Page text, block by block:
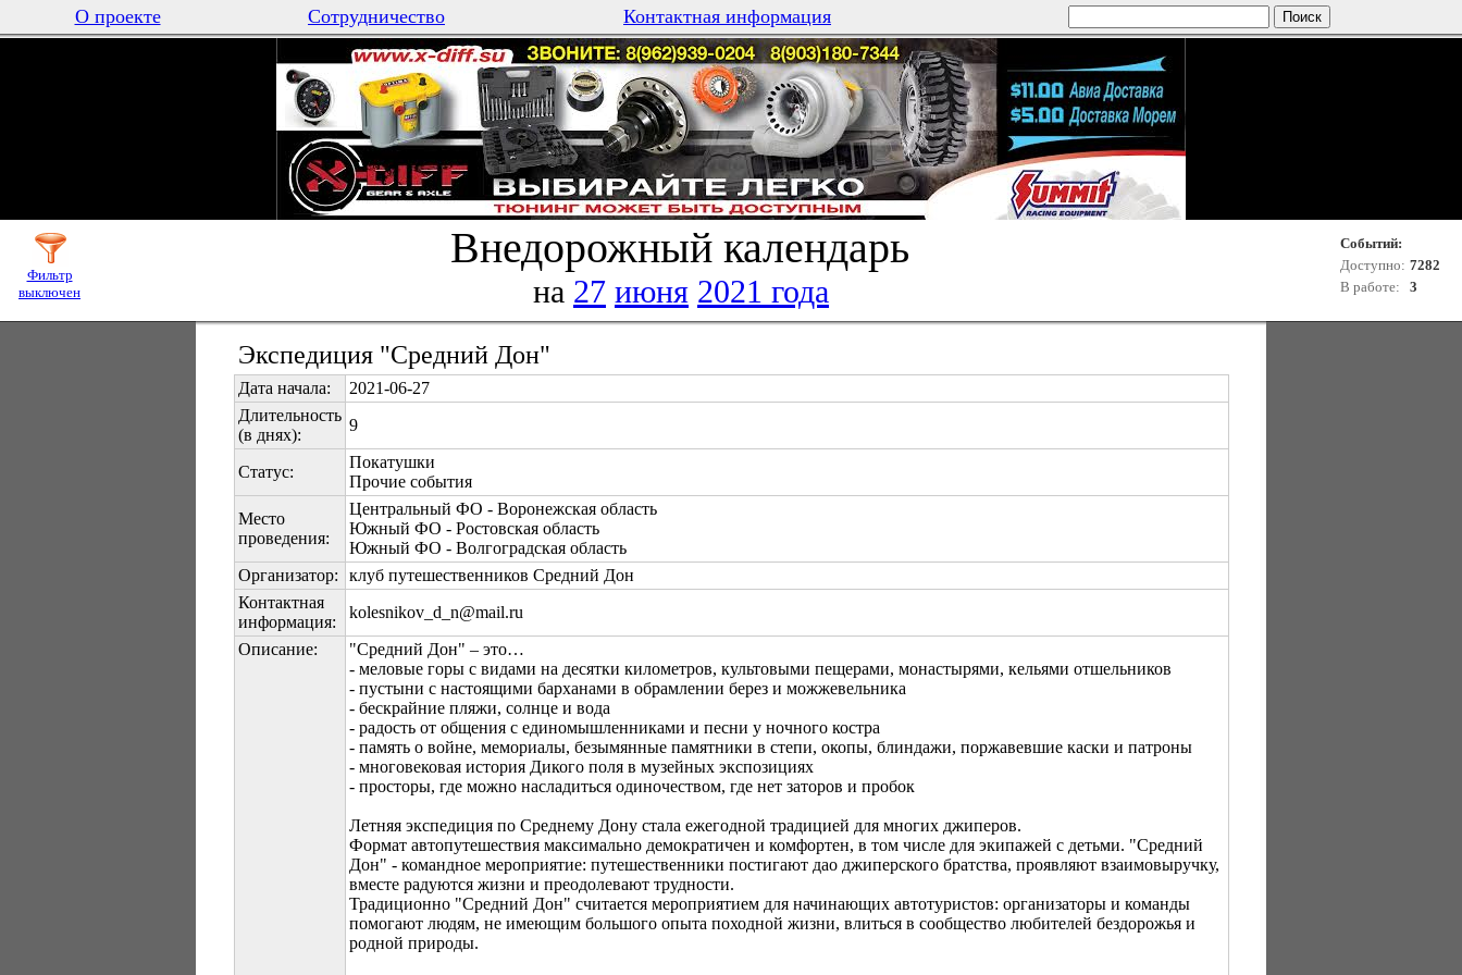
О проекте Сотрудничество Контактная информация
Фильтр
выключен
Внедорожный календарь
Событий:
Доступно: 7282
В работе:
3
на 27 июня 2021 года
Экспедиция "Средний Дон"
Дата начала:
2021-06-27
Длительность
(в днях):
9
Статус:
Покатушки
Прочие события
Место
проведения:
Центральный ФО - Воронежская область
Южный ФО - Ростовская область
Южный ФО - Волгоградская область
Организатор:
клуб путешественников Средний Дон
Контактная
информация:
kolesnikov_d_n@mail.ru
Описание:
"Средний Дон" – это…
- меловые горы с видами на десятки километров, культовыми пещерами, монастырями, кельями отшельников
- пустыни с настоящими барханами в обрамлении берез и можжевельника
- бескрайние пляжи, солнце и вода
- радость от общения с единомышленниками и песни у ночного костра
- память о войне, мемориалы, безымянные памятники в степи, окопы, блиндажи, поржавевшие каски и патроны
- многовековая история Дикого поля в музейных экспозициях
- просторы, где можно насладиться одиночеством, где нет заторов и пробок
Летняя экспедиция по Среднему Дону стала ежегодной традицией для многих джиперов.
Формат автопутешествия максимально демократичен и комфортен, в том числе для экипажей с детьми. "Средний
Дон" - командное мероприятие: путешественники постигают дао джиперского братства, проявляют взаимовыручку,
вместе радуются жизни и преодолевают трудности.
Традиционно "Средний Дон" считается мероприятием для начинающих автотуристов: организаторы и команды
помогают людям, не имеющим большого опыта походной жизни, влиться в сообщество любителей бездорожья и
родной природы.